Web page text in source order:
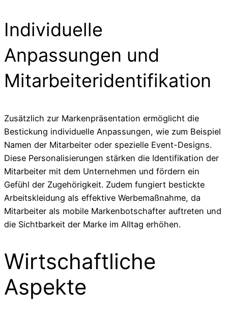
Individuelle
Anpassungen und
Mitarbeiteridentifikation
Zusätzlich zur Markenpräsentation ermöglicht die
Bestickung individuelle Anpassungen, wie zum Beispiel
Namen der Mitarbeiter oder spezielle Event-Designs.
Diese Personalisierungen stärken die Identifikation der
Mitarbeiter mit dem Unternehmen und fördern ein
Gefühl der Zugehörigkeit. Zudem fungiert bestickte
Arbeitskleidung als effektive Werbemaßnahme, da
Mitarbeiter als mobile Markenbotschafter auftreten und
die Sichtbarkeit der Marke im Alltag erhöhen.
Wirtschaftliche
Aspekte